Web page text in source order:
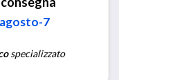
7
specializzato